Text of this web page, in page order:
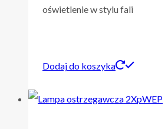
oświetlenie w stylu fali
Dodaj do koszyka